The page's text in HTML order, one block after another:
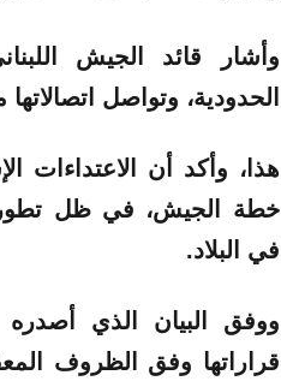
وأشار قائد الجيش
الحدودية، وتواصل
هذا، وأكد أن الاعتداءات
خطة الجيش، في ظل
في البلاد.
ووفق البيان الذي
قراراتها وفق الظروف